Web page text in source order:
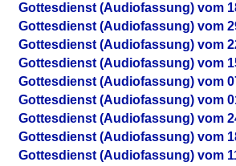
Gottesdienst (Audiofassung) vom
Gottesdienst (Audiofassung) vom
Gottesdienst (Audiofassung) vom
Gottesdienst (Audiofassung) vom
Gottesdienst (Audiofassung) vom
Gottesdienst (Audiofassung) vom
Gottesdienst (Audiofassung) vom
Gottesdienst (Audiofassung) vom
Gottesdienst (Audiofassung) vom